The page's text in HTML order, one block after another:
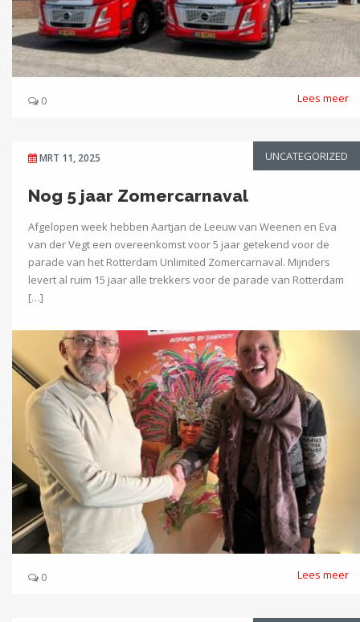
0 Lees meer
MRT 11, 2025 UNCATEGORIZED
Nog 5 jaar Zomercarnaval
Afgelopen week hebben Aartjan de Leeuw van Weenen en Eva
van der Vegt een overeenkomst voor 5 jaar getekend voor de
parade van het Rotterdam Unlimited Zomercarnaval. Mijnders
levert al ruim 15 jaar alle trekkers voor de parade van Rotterdam
[…]
0 Lees meer